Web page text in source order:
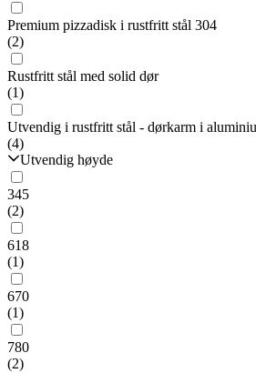
Premium pizzadisk i rustfritt stål 304
(2)
Rustfritt stål med solid dør
(1)
Utvendig i rustfritt stål - dørkarm i
(4)
Utvendig høyde
345
(2)
618
(1)
670
(1)
780
(2)